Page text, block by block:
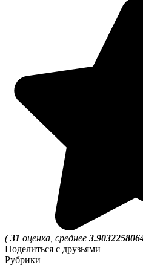
(31 оценка, среднее
Поделиться с друзьями
Рубрики